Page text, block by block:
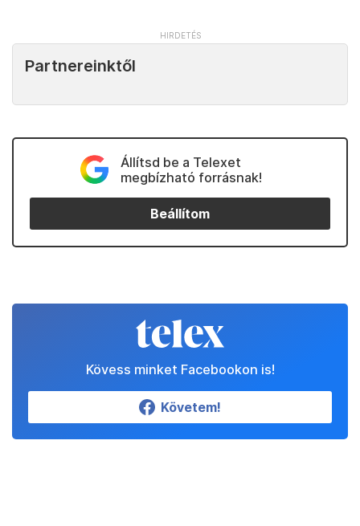
Partnereinktől
Állítsd be a Telexet
megbízható forrásnak!
Beállítom
Kövess minket Facebookon is!
Követem!